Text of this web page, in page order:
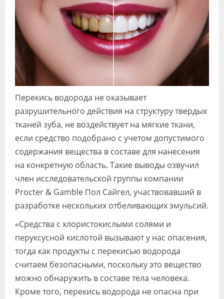
Перекись водорода не оказывает
разрушительного действия на структуру твердых
тканей зуба, не воздействует на мягкие ткани,
если средство подобрано с учетом допустимого
содержания вещества в составе для нанесения
на конкретную область. Такие выводы озвучил
член исследовательской группы компании
Procter & Gamble Пол Сайгел, участвовавший в
разработке нескольких отбеливающих эмульсий.
«Средства с хлористокислыми солями и
перуксусной кислотой вызывают у нас опасения,
тогда как продукты с перекисью водорода
считаем безопасными, поскольку это вещество
можно обнаружить в составе тела человека.
Кроме того, перекись водорода не опасна при